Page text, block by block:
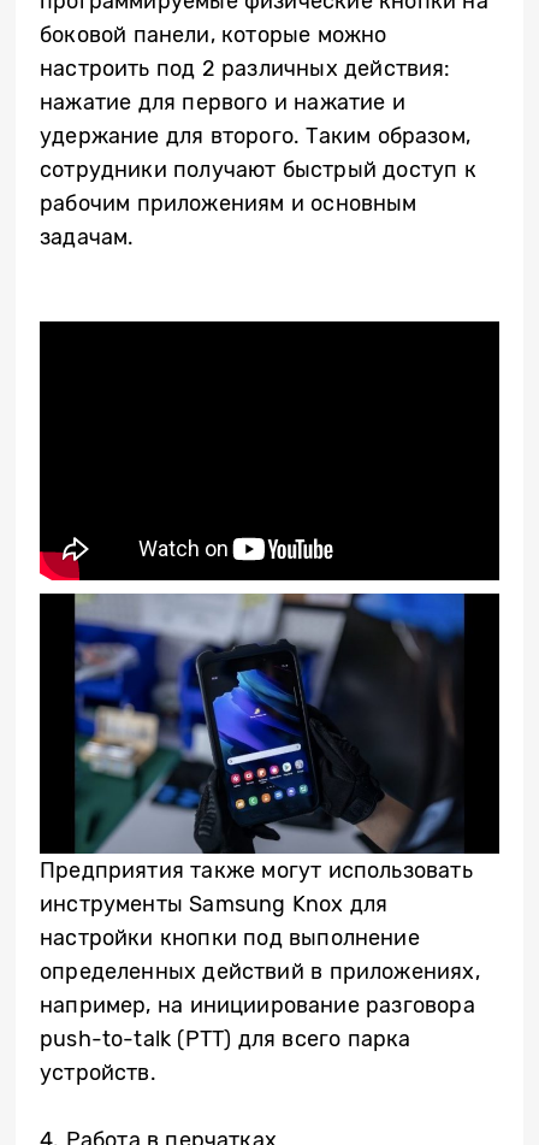
боковой панели, которые можно
настроить под 2 различных действия:
нажатие для первого и нажатие и
удержание для второго. Таким образом,
сотрудники получают быстрый доступ к
рабочим приложениям и основным
задачам.
Предприятия также могут использовать
инструменты Samsung Knox для
настройки кнопки под выполнение
определенных действий в приложениях,
например, на инициирование разговора
push-to-talk (PTT) для всего парка
устройств.
4. Работа в перчатках